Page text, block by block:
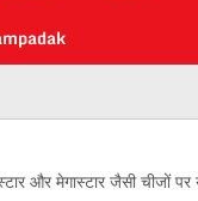
और मेगास्टार जैसी चीजों पर